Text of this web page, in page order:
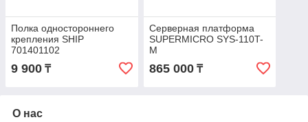
Полка одностороннего
крепления SHIP
701401102
9 900 ₸
Серверная платформа
SUPERMICRO SYS-110T-
M
865 000₸
О нас